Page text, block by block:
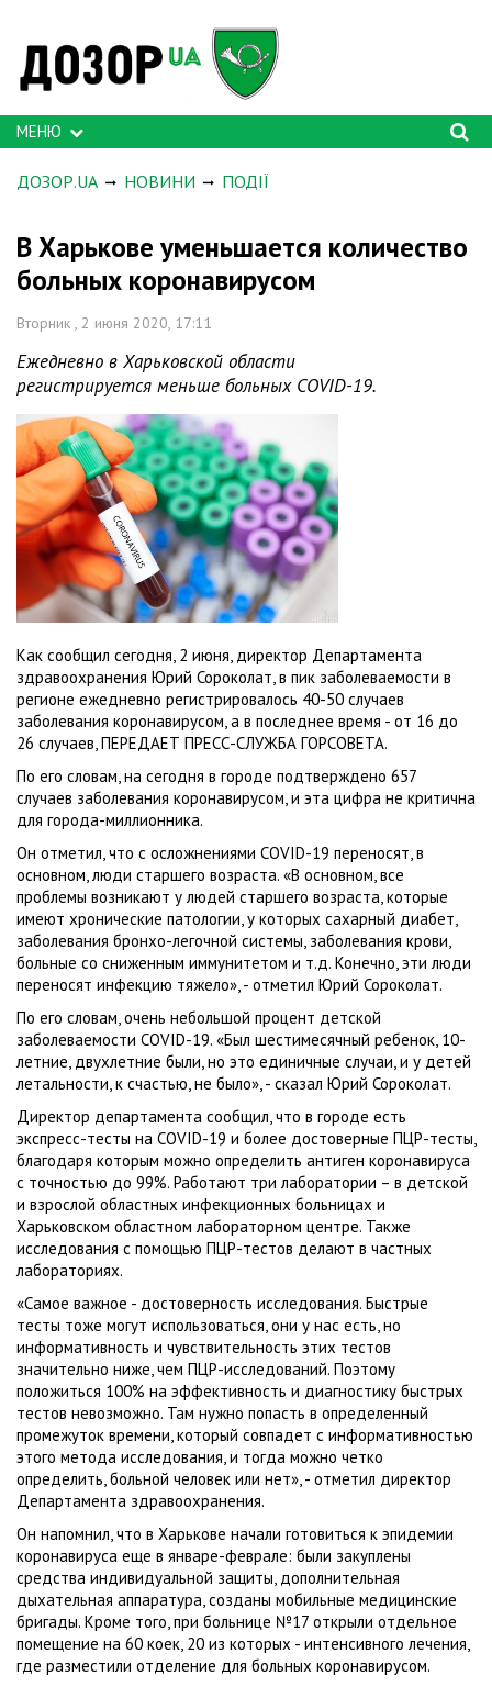
МЕНЮ
ДОЗОР.UA НОВИНИ ПОДІЇ
В Харькове уменьшается количество
больных коронавирусом
Вторник , 2 июня 2020, 17:11
Ежедневно в Харьковской области
регистрируется меньше больных COVID-19.
Как сообщил сегодня, 2 июня, директор Департамента
здравоохранения Юрий Сороколат, в пик заболеваемости в
регионе ежедневно регистрировалось 40-50 случаев
заболевания коронавирусом, а в последнее время - от 16 до
26 случаев, ПЕРЕДАЕТ ПРЕСС-СЛУЖБА ГОРСОВЕТА.
По его словам, на сегодня в городе подтверждено 657
случаев заболевания коронавирусом, и эта цифра не критична
для города-миллионника.
Он отметил, что с осложнениями COVID-19 переносят, в
основном, люди старшего возраста. «В основном, все
проблемы возникают у людей старшего возраста, которые
имеют хронические патологии, у которых сахарный диабет,
заболевания бронхо-легочной системы, заболевания крови,
больные со сниженным иммунитетом и т.д. Конечно, эти люди
переносят инфекцию тяжело», - отметил Юрий Сороколат.
По его словам, очень небольшой процент детской
заболеваемости COVID-19. «Был шестимесячный ребенок, 10-
летние, двухлетние были, но это единичные случаи, и у детей
летальности, к счастью, не было», - сказал Юрий Сороколат.
Директор департамента сообщил, что в городе есть
экспресс-тесты на COVID-19 и более достоверные ПЦР-тесты,
благодаря которым можно определить антиген коронавируса
с точностью до 99%. Работают три лаборатории – в детской
и взрослой областных инфекционных больницах и
Харьковском областном лабораторном центре. Также
исследования с помощью ПЦР-тестов делают в частных
лабораториях.
«Самое важное - достоверность исследования. Быстрые
тесты тоже могут использоваться, они у нас есть, но
информативность и чувствительность этих тестов
значительно ниже, чем ПЦР-исследований. Поэтому
положиться 100% на эффективность и диагностику быстрых
тестов невозможно. Там нужно попасть в определенный
промежуток времени, который совпадет с информативностью
этого метода исследования, и тогда можно четко
определить, больной человек или нет», - отметил директор
Департамента здравоохранения.
Он напомнил, что в Харькове начали готовиться к эпидемии
коронавируса еще в январе-феврале: были закуплены
средства индивидуальной защиты, дополнительная
дыхательная аппаратура, созданы мобильные медицинские
бригады. Кроме того, при больнице №17 открыли отдельное
помещение на 60 коек, 20 из которых - интенсивного лечения,
где разместили отделение для больных коронавирусом.